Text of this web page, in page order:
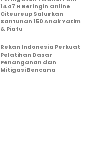
1447 H Beringin Online
Citeureup Salurkan
Santunan 150 Anak Yatim
& Piatu
Rekan Indonesia Perkuat
Pelatihan Dasar
Penanganan dan
Mitigasi Bencana